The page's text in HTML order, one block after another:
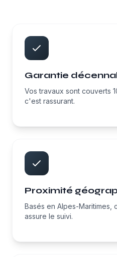
Garantie
Vos travaux sont couverts
c'est rassurant.
Proximité
Basés en Alpes-Maritimes,
assure le suivi.